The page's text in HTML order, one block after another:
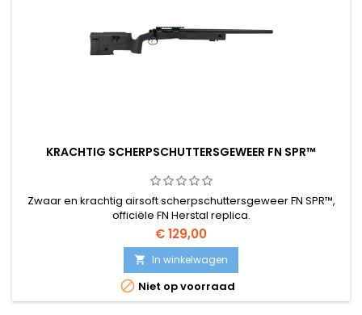
KRACHTIG SCHERPSCHUTTERSGEWEER FN SPR™
Zwaar en krachtig airsoft scherpschuttersgeweer FN SPR™,
officiële FN Herstal replica.
€ 129,00
 In winkelwagen
 Niet op voorraad